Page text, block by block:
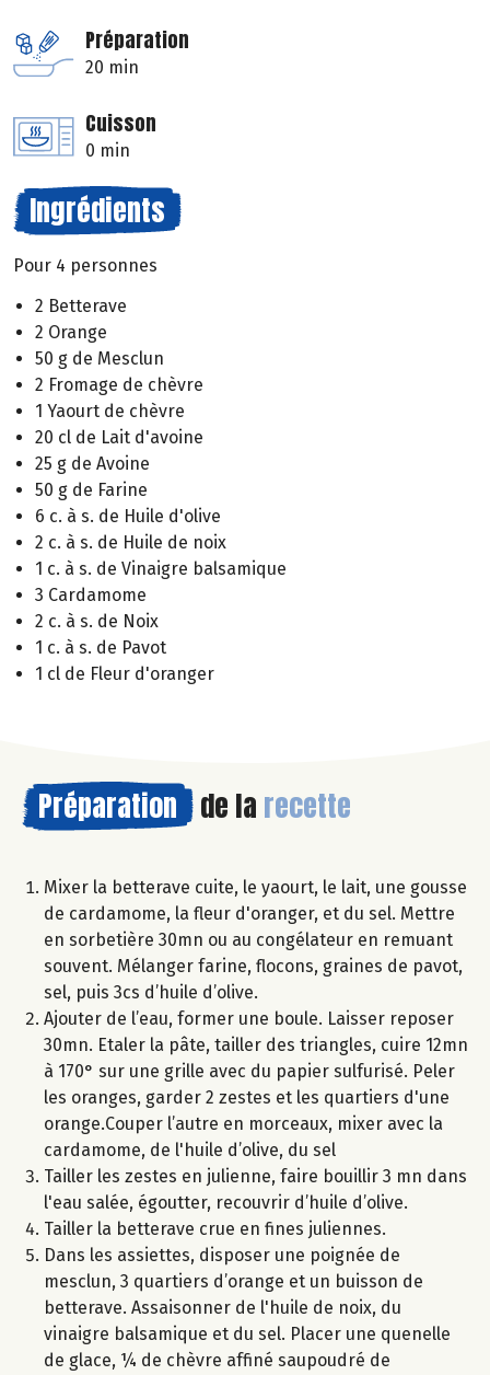
Préparation
20 min
Cuisson
0 min
Ingrédients
Pour 4 personnes
2 Betterave
2 Orange
50 g de Mesclun
2 Fromage de chèvre
1 Yaourt de chèvre
20 cl de Lait d'avoine
25 g de Avoine
50 g de Farine
6 c. à s. de Huile d'olive
2 c. à s. de Huile de noix
1 c. à s. de Vinaigre balsamique
3 Cardamome
2 c. à s. de Noix
1 c. à s. de Pavot
1 cl de Fleur d'oranger
Préparation de la recette
Mixer la betterave cuite, le yaourt, le lait, une gousse
de cardamome, la fleur d'oranger, et du sel. Mettre
en sorbetière 30mn ou au congélateur en remuant
souvent. Mélanger farine, flocons, graines de pavot,
sel, puis 3cs d’huile d’olive.
Ajouter de l’eau, former une boule. Laisser reposer
30mn. Etaler la pâte, tailler des triangles, cuire 12mn
à 170° sur une grille avec du papier sulfurisé. Peler
les oranges, garder 2 zestes et les quartiers d'une
orange.Couper l’autre en morceaux, mixer avec la
cardamome, de l'huile d’olive, du sel
Tailler les zestes en julienne, faire bouillir 3 mn dans
l'eau salée, égoutter, recouvrir d’huile d’olive.
Tailler la betterave crue en fines juliennes.
Dans les assiettes, disposer une poignée de
mesclun, 3 quartiers d’orange et un buisson de
betterave. Assaisonner de l'huile de noix, du
vinaigre balsamique et du sel. Placer une quenelle
de glace, ¼ de chèvre affiné saupoudré de